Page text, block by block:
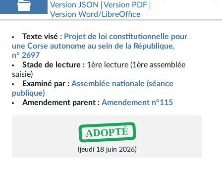
Version JSON
Version PDF
Version Word/LibreOffice
Texte visé : Projet de loi constitutionnelle pour
une Corse autonome au sein de la République,
n° 2697
Stade de lecture : 1ère lecture (1ère assemblée
saisie)
Examiné par : Assemblée nationale (séance
publique)
Amendement parent : Amendement n°115
ADOPTÉ
(jeudi 18 juin 2026)